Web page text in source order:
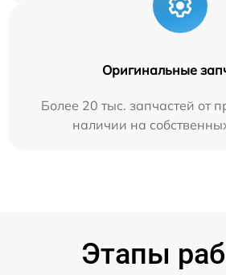
Оригинальные
Более 20 тыс. запчастей от
наличии на
Этапы